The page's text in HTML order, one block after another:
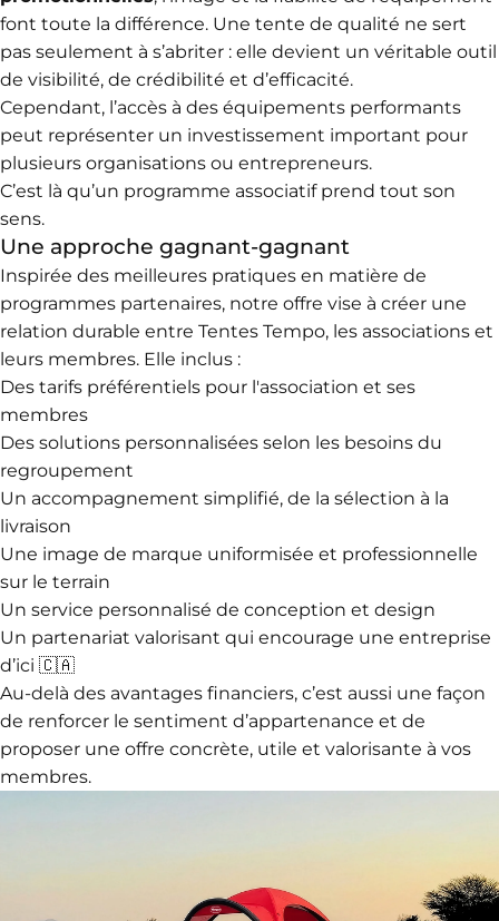
font toute la différence. Une tente de qualité ne sert
pas seulement à s’abriter : elle devient un véritable outil
de visibilité, de crédibilité et d’efficacité.
Cependant, l’accès à des équipements performants
peut représenter un investissement important pour
plusieurs organisations ou entrepreneurs.
C’est là qu’un programme associatif prend tout son
sens.
Une approche gagnant-gagnant
Inspirée des meilleures pratiques en matière de
programmes partenaires, notre offre vise à créer une
relation durable entre Tentes Tempo, les associations et
leurs membres. Elle inclus :
Des tarifs préférentiels pour l'association et ses
membres
Des solutions personnalisées selon les besoins du
regroupement
Un accompagnement simplifié, de la sélection à la
livraison
Une image de marque uniformisée et professionnelle
sur le terrain
Un service personnalisé de conception et design
Un partenariat valorisant qui encourage une entreprise
d’ici 🇨🇦
Au-delà des avantages financiers, c’est aussi une façon
de renforcer le sentiment d’appartenance et de
proposer une offre concrète, utile et valorisante à vos
membres.